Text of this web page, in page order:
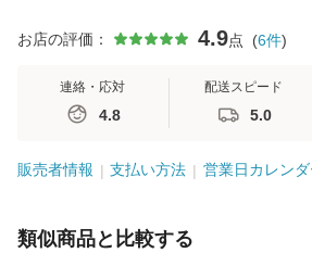
お店の評価： 4.9点 (6件)
連絡・応対
4.8
配送スピード
5.0
販売者情報 支払い方法 営業日カレンダ
類似商品と比較する